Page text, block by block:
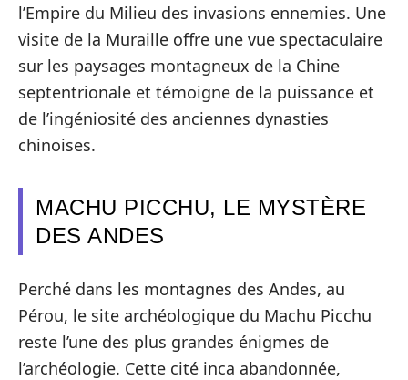
l’Empire du Milieu des invasions ennemies. Une
visite de la Muraille offre une vue spectaculaire
sur les paysages montagneux de la Chine
septentrionale et témoigne de la puissance et
de l’ingéniosité des anciennes dynasties
chinoises.
MACHU PICCHU, LE MYSTÈRE
DES ANDES
Perché dans les montagnes des Andes, au
Pérou, le site archéologique du Machu Picchu
reste l’une des plus grandes énigmes de
l’archéologie. Cette cité inca abandonnée,